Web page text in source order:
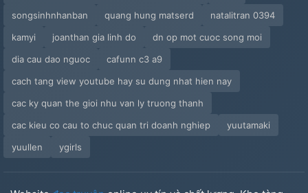
songsinhnhanban
quang hung matserd
natalitran 0394
kamyi
joanthan gia linh do
dn op mot cuoc song moi
dia cau dao nguoc
cafunn c3 a9
cach tang view youtube hay su dung nhat hien nay
cac ky quan the gioi nhu van ly truong thanh
cac kieu co cau to chuc quan tri doanh nghiep
yuutamaki
yuullen
ygirls